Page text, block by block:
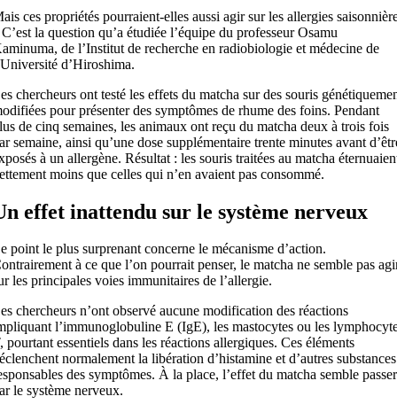
ces propriétés pourraient-elles aussi agir sur les allergies
la question qu’a étudiée l’équipe du professeur Osamu
de l’Institut de recherche en radiobiologie et médecine de
d’Hiroshima.
chercheurs ont testé les effets du matcha sur des souris
pour présenter des symptômes de rhume des foins. Pendant
de cinq semaines, les animaux ont reçu du matcha deux à trois fois
semaine, ainsi qu’une dose supplémentaire trente minutes avant
à un allergène. Résultat : les souris traitées au matcha
moins que celles qui n’en avaient pas consommé.
effet inattendu sur le système nerveux
point le plus surprenant concerne le mécanisme d’action.
à ce que l’on pourrait penser, le matcha ne semble pas
les principales voies immunitaires de l’allergie.
chercheurs n’ont observé aucune modification des réactions
l’immunoglobuline E (IgE), les mastocytes ou les
pourtant essentiels dans les réactions allergiques. Ces éléments
normalement la libération d’histamine et d’autres substances
des symptômes. À la place, l’effet du matcha semble passer
le système nerveux.